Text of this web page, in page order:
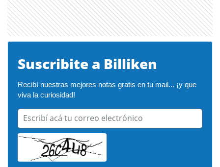
Suscribite a Billiken
Recibí nuestras mejores notas gratis en tu mail... ¡y que
viva la curiosidad!
Escribí acá tu correo electrónico